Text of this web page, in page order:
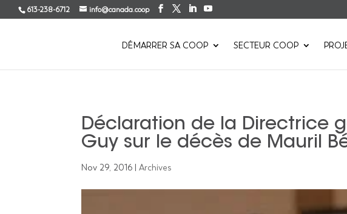
613-238-6712 info@canada.coop
DÉMARRER SA COOP SECTEUR COOP
Déclaration de la Directrice
Guy sur le décès de Mauril
Nov 29, 2016 |Archives